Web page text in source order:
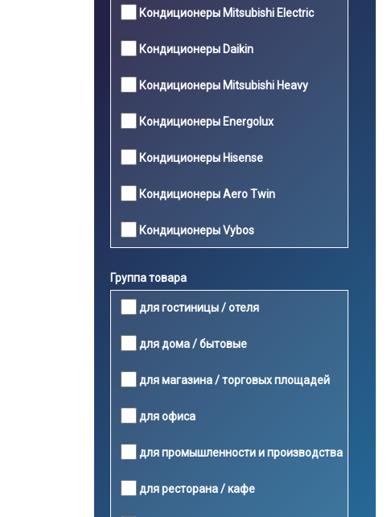
Кондиционеры Mitsubishi Electric
Кондиционеры Daikin
Кондиционеры Mitsubishi Heavy
Кондиционеры Energolux
Кондиционеры Hisense
Кондиционеры Aero Twin
Кондиционеры Vybos
Группа товара
для гостиницы / отеля
для дома / бытовые
для магазина / торговых площадей
для офиса
для промышленности и производства
для ресторана / кафе